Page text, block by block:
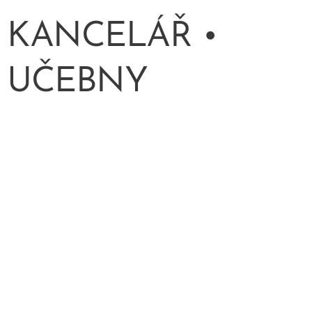
KANCELÁŘ •
UČEBNY